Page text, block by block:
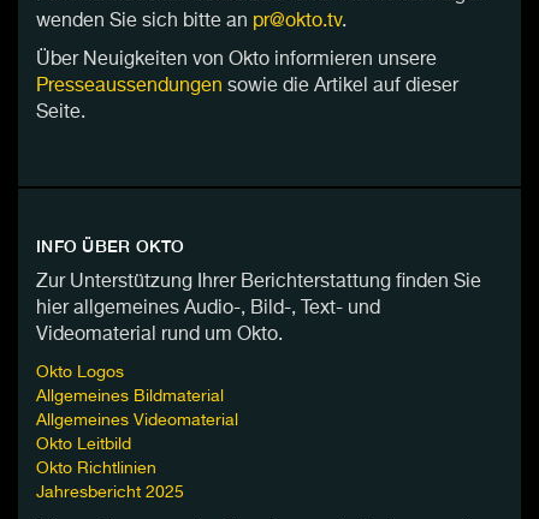
wenden Sie sich bitte an pr@okto.tv.
Über Neuigkeiten von Okto informieren unsere
Presseaussendungen sowie die Artikel auf dieser
Seite.
INFO ÜBER OKTO
Zur Unterstützung Ihrer Berichterstattung finden Sie
hier allgemeines Audio-, Bild-, Text- und
Videomaterial rund um Okto.
Okto Logos
Allgemeines Bildmaterial
Allgemeines Videomaterial
Okto Leitbild
Okto Richtlinien
Jahresbericht 2025